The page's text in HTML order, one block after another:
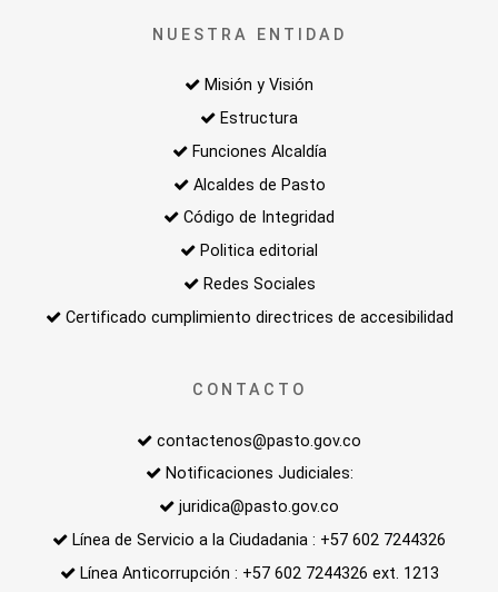
NUESTRA ENTIDAD
Misión y Visión
Estructura
Funciones Alcaldía
Alcaldes de Pasto
Código de Integridad
Politica editorial
Redes Sociales
Certificado cumplimiento directrices de accesibilidad
CONTACTO
contactenos@pasto.gov.co
Notificaciones Judiciales:
juridica@pasto.gov.co
Línea de Servicio a la Ciudadania : +57 602 7244326
Línea Anticorrupción : +57 602 7244326 ext. 1213